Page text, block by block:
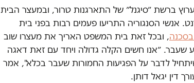
ברשת ״סיגנל״ של התארגנות טרור, ובמעצר הבית
אנשי הסנגוריה התריעו פעמים רבות בפני בית
, ובכל זאת בית המשפט האריך את מעצרו שוב
שעבר. ״אנו חשים הקלה גדולה ויחד עם זאת דאגה
לדבר על הפגיעות החמורות שעבר בכלא", אמר
דין יגאל דותן.